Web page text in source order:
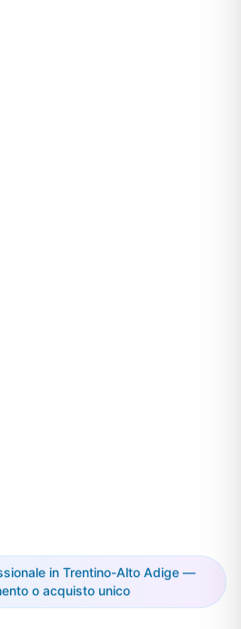
in Trentino-Alto Adige —
o acquisto unico